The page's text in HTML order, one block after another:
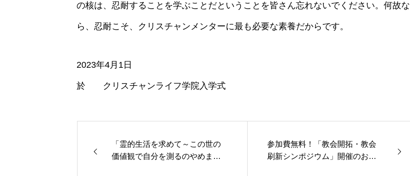
の核は、忍耐することを学ぶことだということを皆さん忘れないでください。何故な
ら、忍耐こそ、クリスチャンメンターに最も必要な素養だからです。
2023年4月1日
於 クリスチャンライフ学院入学式
「霊的生活を求めて～この世の
価値観で自分を測るのやめませ
参加費無料！「教会開拓・教会
刷新シンポジウム」開催のお知